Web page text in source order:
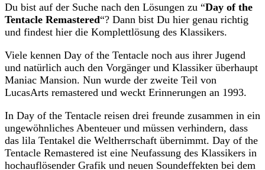
Du bist auf der Suche nach den Lösungen zu “Day of the
Tentacle Remastered“? Dann bist Du hier genau richtig
und findest hier die Komplettlösung des Klassikers.
Viele kennen Day of the Tentacle noch aus ihrer Jugend
und natürlich auch den Vorgänger und Klassiker überhaupt
Maniac Mansion. Nun wurde der zweite Teil von
LucasArts remastered und weckt Erinnerungen an 1993.
In Day of the Tentacle reisen drei freunde zusammen in ein
ungewöhnliches Abenteuer und müssen verhindern, dass
das lila Tentakel die Weltherrschaft übernimmt. Day of the
Tentacle Remastered ist eine Neufassung des Klassikers in
hochauflösender Grafik und neuen Soundeffekten bei dem